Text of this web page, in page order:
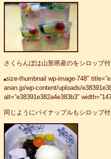
さくらんぼは山形県産のをシロップ付
size-thumbnail wp-image-748″
anan.jp/wp-content/uploads/
alt=”e38391e382a4e383b3″
同じようにパイナップルもシロップ付